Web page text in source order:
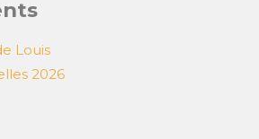
Louis
2026